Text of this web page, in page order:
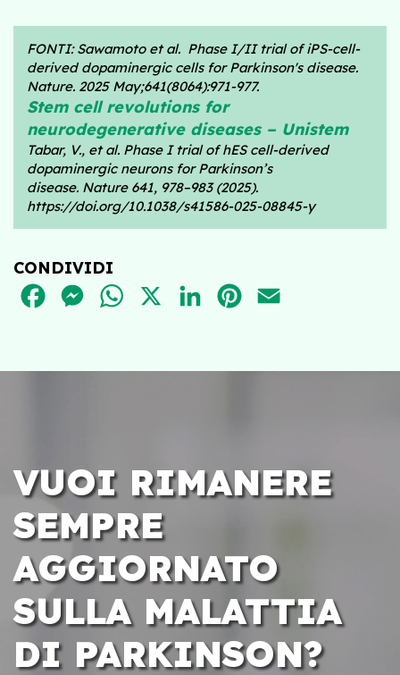
FONTI: Sawamoto et al. Phase I/II trial of iPS-cell-
derived dopaminergic cells for Parkinson's disease.
Nature. 2025 May;641(8064):971-977.
Stem cell revolutions for
neurodegenerative diseases – Unistem
Tabar, V., et al. Phase I trial of hES cell-derived
dopaminergic neurons for Parkinson’s
disease. Nature 641, 978–983 (2025).
https://doi.org/10.1038/s41586-025-08845-y
CONDIVIDI
FACEBOOKMESSENGER
WHATSAPPLINKEDINPINTEREST
VUOI RIMANERE
SEMPRE
AGGIORNATO
SULLA MALATTIA
DI PARKINSON?